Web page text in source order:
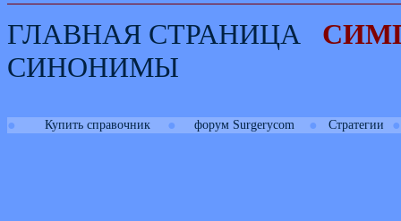
ГЛАВНАЯ СТРАНИЦА
СИНОНИМЫ
● Купить справочник ● форум Surgerycom ● Стратегии ●